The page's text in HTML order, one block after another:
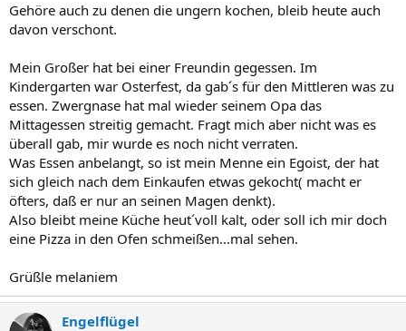
Gehöre auch zu denen die ungern kochen, bleib heute auch
davon verschont.
Mein Großer hat bei einer Freundin gegessen. Im
Kindergarten war Osterfest, da gab´s für den Mittleren was zu
essen. Zwergnase hat mal wieder seinem Opa das
Mittagessen streitig gemacht. Fragt mich aber nicht was es
überall gab, mir wurde es noch nicht verraten.
Was Essen anbelangt, so ist mein Menne ein Egoist, der hat
sich gleich nach dem Einkaufen etwas gekocht( macht er
öfters, daß er nur an seinen Magen denkt).
Also bleibt meine Küche heut´voll kalt, oder soll ich mir doch
eine Pizza in den Ofen schmeißen...mal sehen.
Grüßle melaniem
Engelflügel